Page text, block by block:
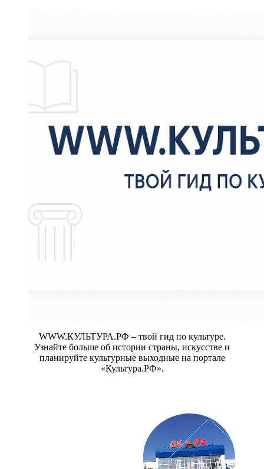
WWW.КУЛЬТУРА.РФ – твой гид по культуре.
Узнайте больше об истории страны, искусстве и
планируйте культурные выходные на портале
«Культура.РФ».